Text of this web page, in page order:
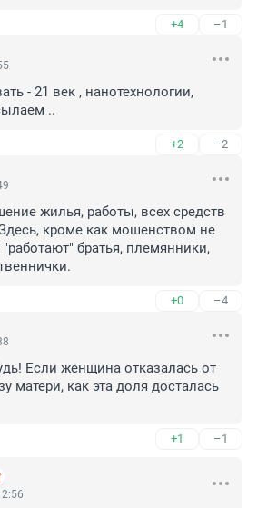
+4 –1
- 21 век , нанотехнологии,
..
+2 –2
жилья, работы, всех средств
кроме как мошенством не
братья, племянники,
+0 –4
Если женщина отказалась от
матери, как эта доля досталась
+1 –1